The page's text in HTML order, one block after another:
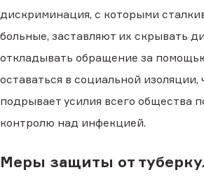
дискриминация, с которыми
больные, заставляют их скрывать
откладывать обращение за
оставаться в социальной изоляции,
подрывает усилия всего общества
контролю над инфекцией.
Меры защиты от